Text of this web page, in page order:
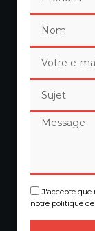
J'accepte que
notre politique